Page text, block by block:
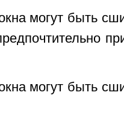
могут быть
могут быть